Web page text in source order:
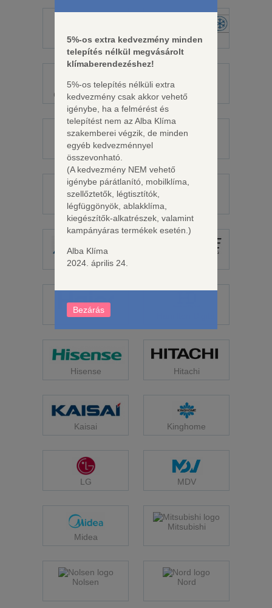
AUX Cascade
Cooper & Hunter Cordivari
Daikin
Fisher
Galletti
Haier
Hisense Hitachi
Kaisai Kinghome
LG MDV
Midea
Mitsubishi
Nolsen Nord
5%-os extra kedvezmény minden
telepítés nélkül megvásárolt
klímaberendezéshez!
5%-os telepítés nélküli extra
kedvezmény csak akkor vehető
igénybe, ha a felmérést és
telepítést nem az Alba Klíma
szakemberei végzik, de minden
egyéb kedvezménnyel
összevonható.
(A kedvezmény NEM vehető
igénybe párátlanító, mobilklíma,
szellőztetők, légtisztítók,
légfüggönyök, ablakklíma,
kiegészítők-alkatrészek, valamint
kampányáras termékek esetén.)
Alba Klíma
2024. április 24.
Bezárás